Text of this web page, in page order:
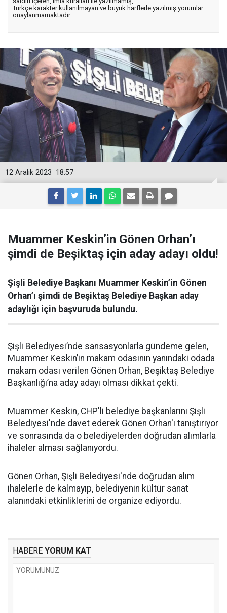
Türkçe karakter kullanılmayan ve büyük harflerle yazılmış yorumlar
onaylanmamaktadır.
18:57
12 Aralık 2023
Muammer Keskin’in Gönen Orhan’ı
şimdi de Beşiktaş için aday adayı oldu!
Şişli Belediye Başkanı Muammer Keskin’in Gönen
Orhan’ı şimdi de Beşiktaş Belediye Başkan aday
adaylığı için başvuruda bulundu.
Şişli Belediyesi’nde sansasyonlarla gündeme gelen,
Muammer Keskin’in makam odasının yanındaki odada
makam odası verilen Gönen Orhan, Beşiktaş Belediye
Başkanlığı’na aday adayı olması dikkat çekti.
Muammer Keskin, CHP'li belediye başkanlarını Şişli
Belediyesi'nde davet ederek Gönen Orhan'ı tanıştırıyor
ve sonrasında da o belediyelerden doğrudan alımlarla
ihaleler alması sağlanıyordu.
Gönen Orhan, Şişli Belediyesi'nde doğrudan alım
ihalelerle de kalmayıp, belediyenin kültür sanat
alanındaki etkinliklerini de organize ediyordu.
HABERE YORUM KAT